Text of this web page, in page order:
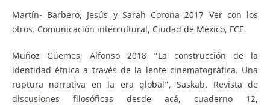
Martín- Barbero, Jesús y Sarah Corona 2017 Ver con los
otros. Comunicación intercultural, Ciudad de México, FCE.
Muñoz Güemes, Alfonso 2018 “La construcción de la
identidad étnica a través de la lente cinematográfica. Una
ruptura narrativa en la era global”, Saskab. Revista de
discusiones filosóficas desde acá, cuaderno 12,